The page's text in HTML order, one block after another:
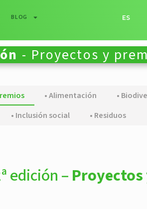
BLOG ES
- Proyectos y
• Alimentación •
• Inclusión social • Residuos
edición –